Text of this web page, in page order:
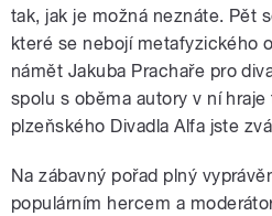
tak, jak je možná neznáte. Pět
které se nebojí metafyzického
námět Jakuba Prachaře pro
spolu s oběma autory v ní hraje
plzeňského Divadla Alfa jste
Na zábavný pořad plný
populárním hercem a